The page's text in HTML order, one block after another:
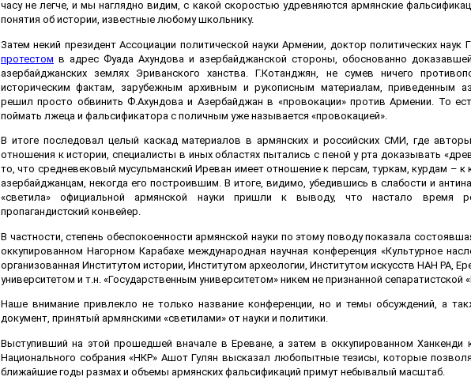
часу не легче, и мы наглядно видим, с какой скоростью удревняются армянские
понятия об истории, известные любому школьнику.
Затем некий президент Ассоциации политической науки Армении, доктор политических наук
протестом в адрес Фуада Ахундова и азербайджанской стороны, обоснованно
азербайджанских землях Эриванского ханства. Г.Котанджян, не сумев ничего
историческим фактам, зарубежным архивным и рукописным материалам, приведенным
решил просто обвинить Ф.Ахундова и Азербайджан в «провокации» против Армении. То
поймать лжеца и фальсификатора с поличным уже называется «провокацией».
В итоге последовал целый каскад материалов в армянских и российских СМИ, где
отношения к истории, специалисты в иных областях пытались с пеной у рта доказывать
то, что средневековый мусульманский Иреван имеет отношение к персам, туркам, курдам – к
азербайджанцам, некогда его построившим. В итоге, видимо, убедившись в слабости и
«светила» официальной армянской науки пришли к выводу, что настало время
пропагандистский конвейер.
В частности, степень обеспокоенности армянской науки по этому поводу показала
оккупированном Нагорном Карабахе международная научная конференция «Культурное
организованная Институтом истории, Институтом археологии, Институтом искусств НАН РА,
университетом и т.н. «Государственным университетом» никем не признанной сепаратистской
Наше внимание привлекло не только название конференции, но и темы обсуждений, а
документ, принятый армянскими «светилами» от науки и политики.
Выступивший на этой прошедшей вначале в Ереване, а затем в оккупированном Ханкенди
Национального собрания «НКР» Ашот Гулян высказал любопытные тезисы, которые
ближайшие годы размах и объемы армянских фальсификаций примут небывалый масштаб.